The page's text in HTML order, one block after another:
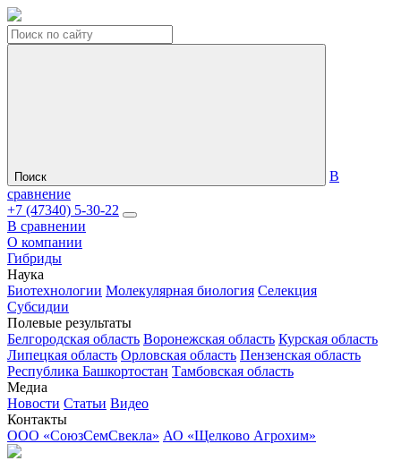
Поиск
В
сравнение
+7 (47340) 5-30-22
В сравнении
О компании
Гибриды
Наука
Биотехнологии Молекулярная биология Селекция
Субсидии
Полевые результаты
Белгородская область Воронежская область Курская область
Липецкая область Орловская область Пензенская область
Республика Башкортостан Тамбовская область
Медиа
Новости Статьи Видео
Контакты
ООО «СоюзСемСвекла» АО «Щелково Агрохим»